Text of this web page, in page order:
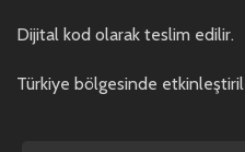
Dijital kod olarak teslim edilir.
Türkiye bölgesinde